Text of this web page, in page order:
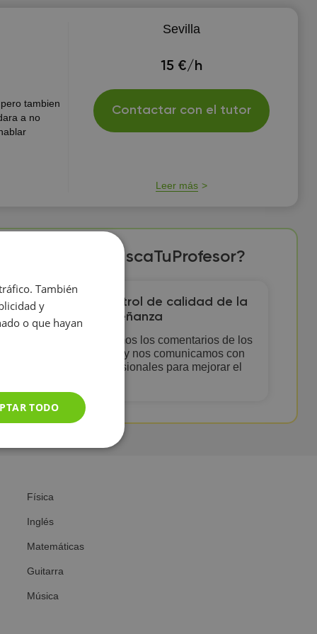
tambien
a no
Sevilla
15 €/h
Contactar con el tutor
Leer más
en BuscaTuProfesor?
Control de calidad de la
enseñanza
Analizamos los comentarios de los
alumnos y nos comunicamos con
los profesionales para mejorar el
Física
Inglés
Matemáticas
Guitarra
Música
También
y
o que hayan
TODO